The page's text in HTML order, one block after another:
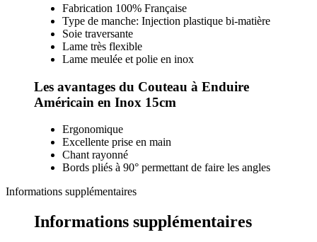
Fabrication 100% Française
Type de manche: Injection plastique bi-matière
Soie traversante
Lame très flexible
Lame meulée et polie en inox
Les avantages du Couteau à Enduire
Américain en Inox 15cm
Ergonomique
Excellente prise en main
Chant rayonné
Bords pliés à 90° permettant de faire les angles
Informations supplémentaires
Informations supplémentaires